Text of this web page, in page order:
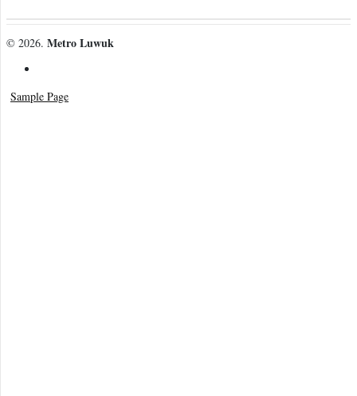
© 2026. Metro Luwuk
Sample Page